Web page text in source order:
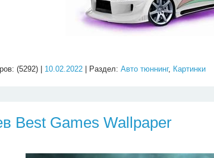
(5292) | 10.02.2022 | Раздел:Авто тюннинг, Картинки
Best Games Wallpaper